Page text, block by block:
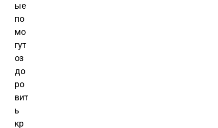
ые
по
мо
гут
оз
до
ро
вит
ь
кр